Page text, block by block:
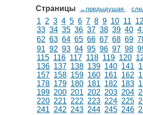
Страницы ←предыдущая
1 2 3 4 5 6 7 8 9 10 11
33 34 35 36 37 38 39 40
62 63 64 65 66 67 68 69
91 92 93 94 95 96 97 98
115 116 117 118 119 120
136 137 138 139 140 141
157 158 159 160 161 162
178 179 180 181 182 183
199 200 201 202 203 204
220 221 222 223 224 225
241 242 243 244 245 246